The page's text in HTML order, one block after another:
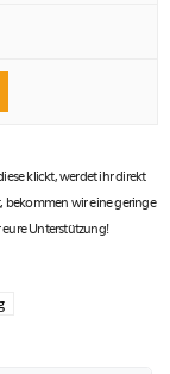
klickt, werdet ihr direkt
bekommen wir eine geringe
Unterstützung!